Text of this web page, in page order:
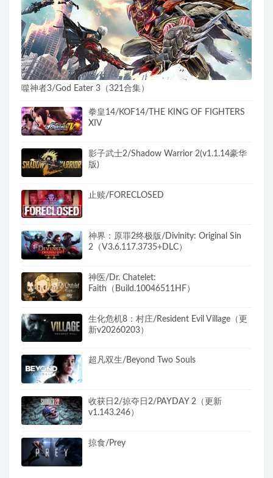
噬神者3/God Eater 3（321合集）
拳皇14/KOF14/THE KING OF FIGHTERS
XIV
影子武士2/Shadow Warrior 2(v1.1.14豪华
版)
止赎/FORECLOSED
神界：原罪2终极版/Divinity: Original Sin
2（V3.6.117.3735+DLC）
神医/Dr. Chatelet:
Faith（Build.10046511HF）
生化危机8：村庄/Resident Evil Village（更
新v20260203）
超凡双生/Beyond Two Souls
收获日2/掠夺日2/PAYDAY 2（更新
v1.143.246）
掠食/Prey